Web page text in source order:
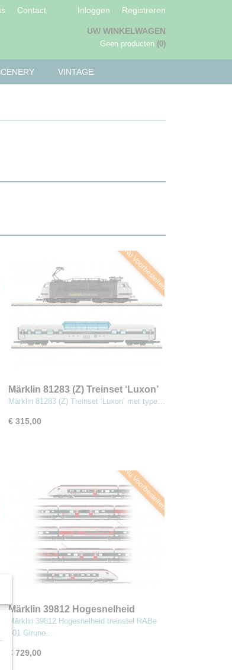
Contact Inloggen Registreren
UW WINKELWAGEN
Geen producten (0)
VINTAGE
Nu Voorbestellen
Märklin 81283 (Z) Treinset ‘Luxon’
met type 103
Märklin 81283 (Z) Treinset ‘Luxon’ met type…
€ 315,00
Nu Voorbestellen
Märklin 39812 Hogesnelheid
treinstel RABe 501 Giruno
Märklin 39812 Hogesnelheid treinstel RABe
501 Giruno…
€ 729,00